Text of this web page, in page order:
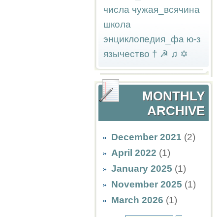
числа чужая_всячина
школа
энциклопедия_фа ю-з
язычество † ☭ ♫ ✡
MONTHLY
ARCHIVE
December 2021 (2)
April 2022 (1)
January 2025 (1)
November 2025 (1)
March 2026 (1)